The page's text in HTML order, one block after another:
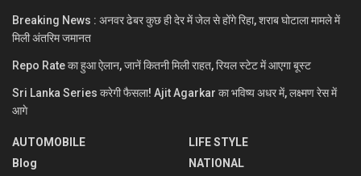
Breaking News : अनवर ढेबर कुछ ही देर में जेल से होंगे रिहा, शराब घोटाला मामले में
मिली अंतरिम जमानत
Repo Rate का हुआ ऐलान, जानें कितनी मिली राहत, रियल स्टेट में आएगा बूस्ट
Sri Lanka Series करेगी फैसला! Ajit Agarkar का भविष्य अधर में, लक्ष्मण रेस में
आगे
AUTOMOBILE
Blog
LIFE STYLE
NATIONAL